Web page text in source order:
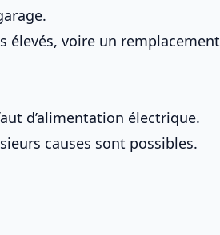
élevés, voire un remplacement
d’alimentation électrique.
causes sont possibles.